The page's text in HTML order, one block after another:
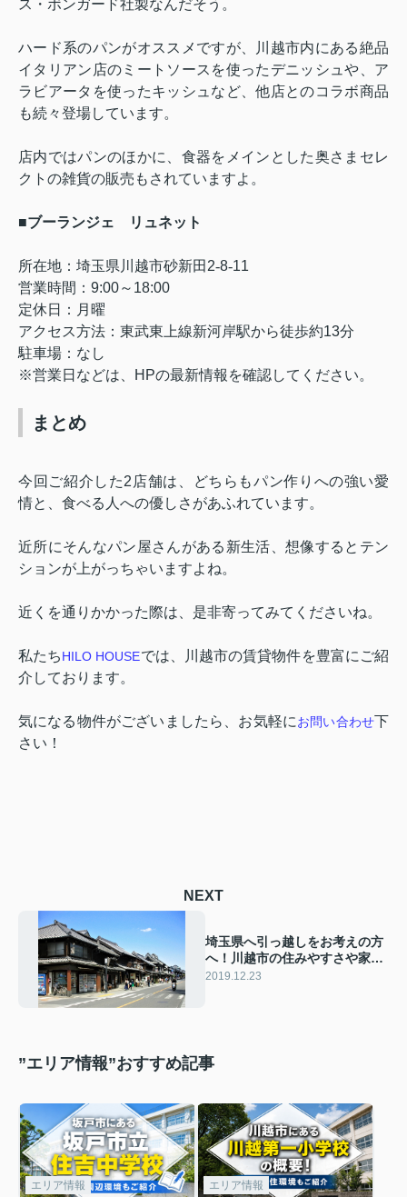
ス・ボンガード社製なんだそう。
ハード系のパンがオススメですが、川越市内にある絶品
イタリアン店のミートソースを使ったデニッシュや、ア
ラビアータを使ったキッシュなど、他店とのコラボ商品
も続々登場しています。
店内ではパンのほかに、食器をメインとした奥さまセレ
クトの雑貨の販売もされていますよ。
■ブーランジェ リュネット
所在地：埼玉県川越市砂新田 2‐8‐11
営業時間： 9:00～ 18:00
定休日：月曜
アクセス方法：東武東上線新河岸駅から徒歩約13分
駐車場：なし
※営業日などは、HPの最新情報を確認してください。
まとめ
今回ご紹介した2 店舗は、どちらもパン作りへの強い愛
情と、食べる人への優しさがあふれています。
近所にそんなパン屋さんがある新生活、想像するとテン
ションが上がっちゃいますよね。
近くを通りかかった際は、是非寄ってみてくださいね。
私たちHILO HOUSEでは、川越市の賃貸物件を豊富にご紹
介しております。
気になる物件がございましたら、お気軽にお問い合わせ下
さい！
NEXT
埼玉県へ引っ越しをお考えの方
へ！川越市の住みやすさや家賃
相場をご紹介！
2019.12.23
”エリア情報”おすすめ記事
エリア情報 エリア情報